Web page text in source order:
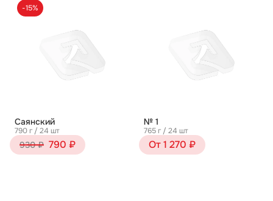
-15%
Саянский
790 г / 24 шт
930 ₽ 790 ₽
№ 1
765 г / 24 шт
От 1 270 ₽